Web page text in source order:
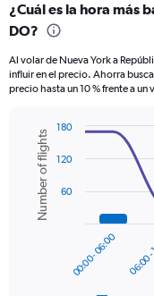
Range:
12
The
chart
axis
displaying
values.
Range:
¿Cuál es la hora más
DO?
Al volar de Nueva York a
influir en el precio. Ahorra
precio hasta un 10 % frente a un
Combination
chart
with
data
series.
Chart
graphic.
Number of flights
00:00 - 06:00
60
120
180